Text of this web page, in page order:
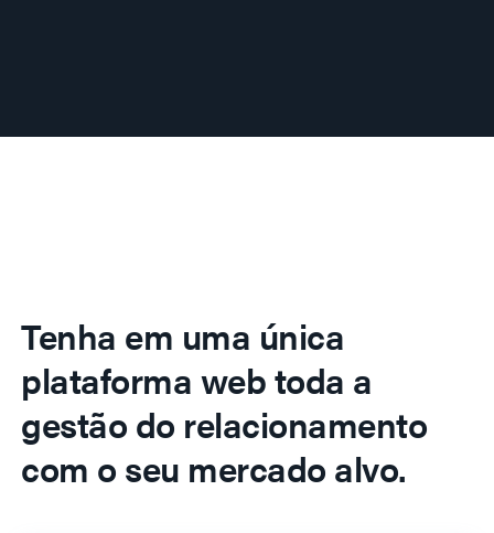
Tenha em uma única
plataforma web toda a
gestão do relacionamento
com o seu mercado alvo.